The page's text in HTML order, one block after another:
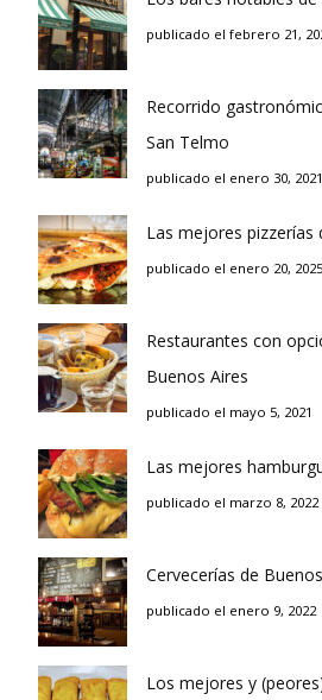
publicado el febrero 21,
Recorrido
San Telmo
publicado el enero 30, 2021
Las mejores pizzerías
publicado el enero 20, 2025
Restaurantes con
Buenos Aires
publicado el mayo 5, 2021
Las mejores
publicado el marzo 8, 2022
Cervecerías de
publicado el enero 9, 2022
Los mejores y